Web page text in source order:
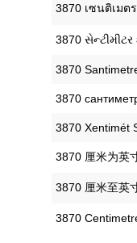
‎3870 เซนติเมต
‎3870
‎3870
‎3870
‎3870 Xentimét
‎3870 厘米为英
‎3870 厘米至英
‎3870